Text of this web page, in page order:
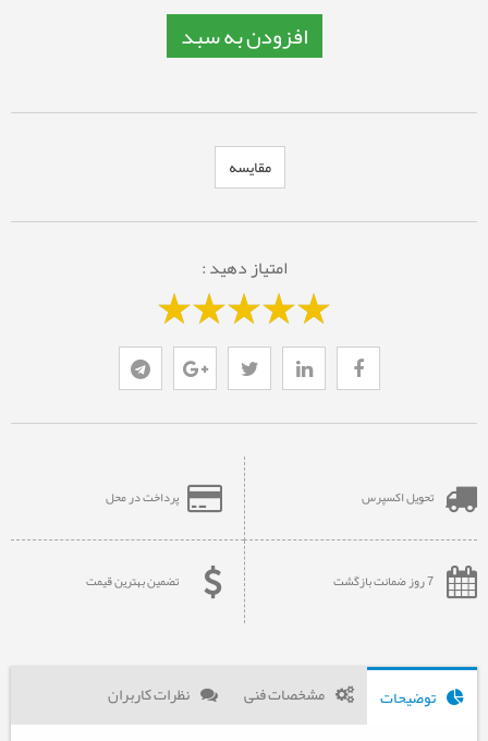
افزودن به سبد
مقایسه
امتیاز دهید :
تحویل اکسپرس پرداخت در محل
7 روز ضمانت بازگشت تضمین بهترین قیمت
توضیحات مشخصات فنی نظرات کاربران